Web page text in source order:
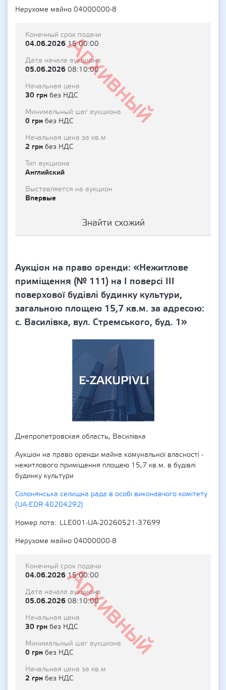
Нерухоме майно 04000000-8
Архивный
Конечный срок подачи
04.06.202615:00:00
Дата начала аукциона
05.06.2026 08:10:00
Начальная цена
30 грн без НДС
Минимальный шаг аукциона
0 грн без НДС
Начальная цена за кв.м
2 грн без НДС
Тип аукциона
Английский
Выставляется на аукцион
Впервые
Знайти схожий
Аукціон на право оренди: «Нежитлове
приміщення (№ 111) на І поверсі ІІІ
поверхової будівлі будинку культури,
загальною площею 15,7 кв.м. за адресою:
с. Василівка, вул. Стремського, буд. 1»
Днепропетровская область, Василівка
Аукціон на право оренди майна комунальної власності -
нежитлового приміщення площею 15,7 кв.м. в будівлі
будинку культури
Солонянська селищна рада в особі виконавчого комітету
(UA-EDR 40204292)
Номер лота
LLE001-UA-20260521-37699
Нерухоме майно 04000000-8
Архивный
Конечный срок подачи
04.06.202615:00:00
Дата начала аукциона
05.06.2026 08:10:00
Начальная цена
30 грн без НДС
Минимальный шаг аукциона
0 грн без НДС
Начальная цена за кв.м
2 грн без НДС